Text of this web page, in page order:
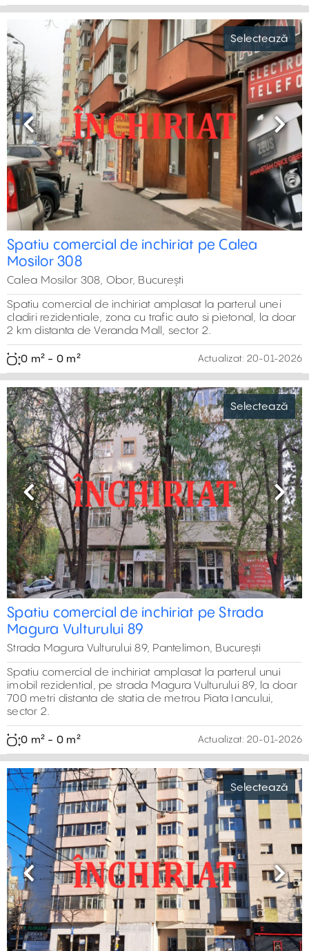
Selectează
Previous Next
Spatiu comercial de inchiriat pe Calea
Mosilor 308
Calea Mosilor 308, Obor, București
Spatiu comercial de inchiriat amplasat la parterul unei
cladiri rezidentiale, zona cu trafic auto si pietonal, la doar
2 km distanta de Veranda Mall, sector 2.
0 m² - 0 m² Actualizat: 20-01-2026
Selectează
Previous Next
Spatiu comercial de inchiriat pe Strada
Magura Vulturului 89
Strada Magura Vulturului 89, Pantelimon, București
Spatiu comercial de inchiriat amplasat la parterul unui
imobil rezidential, pe strada Magura Vulturului 89, la doar
700 metri distanta de statia de metrou Piata Iancului,
sector 2.
0 m² - 0 m² Actualizat: 20-01-2026
Selectează
Previous Next